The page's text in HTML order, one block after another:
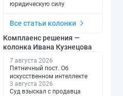
юридическую силу
Все статьи колонки
Комплаенс решения —
колонка Ивана Кузнецова
7 августа 2026
Пятничный пост. Об
искусственном интеллекте
3 августа 2026
Суд взыскал с продавца